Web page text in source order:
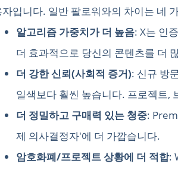
자입니다. 일반 팔로워와의 차이는 네
알고리즘 가중치가 더 높음: X는 인
더 효과적으로 당신의 콘텐츠를 더
더 강한 신뢰(사회적 증거): 신규 방
일색보다 훨씬 높습니다. 프로젝트,
더 정밀하고 구매력 있는 청중:
제 의사결정자'에 더 가깝습니다.
암호화폐/프로젝트 상황에 더 적합: